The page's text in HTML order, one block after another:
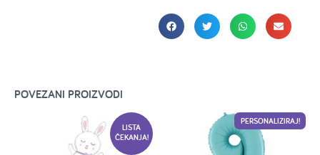
POVEZANI PROIZVODI
LISTA
ČEKANJA!
PERSONALIZIRAJ!